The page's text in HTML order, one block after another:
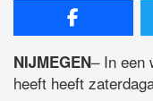
NIJMEGEN– In een
heeft heeft